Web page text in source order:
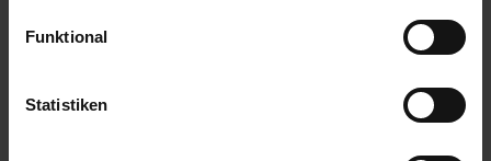
Funktional
Statistiken